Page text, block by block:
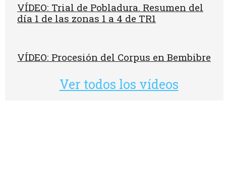
VÍDEO: Trial de Pobladura. Resumen del
día 1 de las zonas 1 a 4 de TR1
VÍDEO: Procesión del Corpus en Bembibre
Ver todos los vídeos